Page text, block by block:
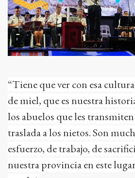
“Tiene que ver con esa
de miel, que es nuestra
los abuelos que les transmiten
traslada a los nietos. Son
esfuerzo, de trabajo, de
nuestra provincia en este